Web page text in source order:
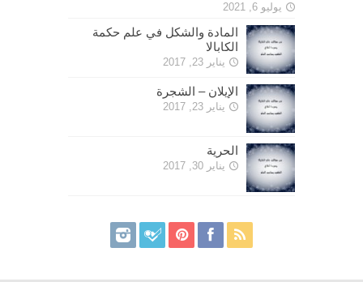
يوليو 6, 2021
المادة والشكل في علم حكمة
الكابالا
يناير 23, 2017
الإيلان – الشجرة
يناير 23, 2017
الحرية
يناير 30, 2017